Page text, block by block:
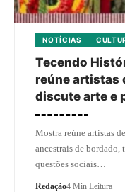
NOTÍCIAS
Tecendo
reúne artistas
discute arte e
Mostra reúne artistas
ancestrais de bordado,
questões sociais…
Redação4 Min Leitura